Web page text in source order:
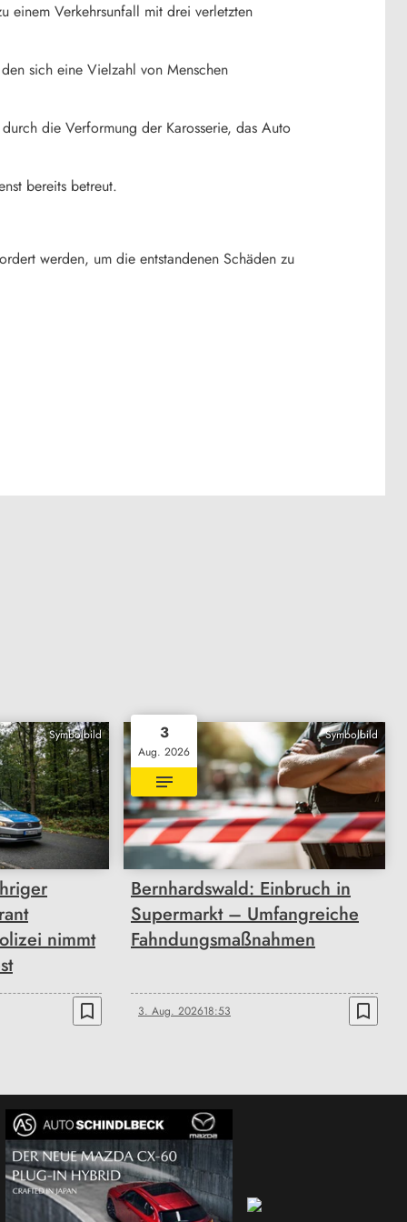
einem Verkehrsunfall mit drei verletzten
sich eine Vielzahl von Menschen
die Verformung der Karosserie, das Auto
bereits betreut.
werden, um die entstandenen Schäden zu
Symbolbild
nimmt
bookmark_border
Symbolbild
3
Aug. 2026
Bernhardswald: Einbruch in
Supermarkt – Umfangreiche
Fahndungsmaßnahmen
3. Aug. 202618:53 bookmark_border